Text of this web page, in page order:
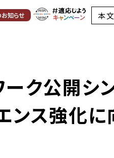
お知らせ 本
ジリエンス強化に向けて～」
ーク公開シ
ス強化に